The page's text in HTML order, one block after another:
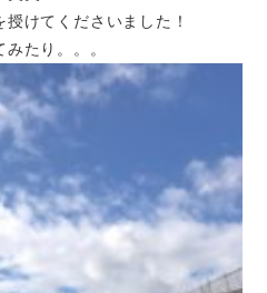
けてくださいました！
たり。。。